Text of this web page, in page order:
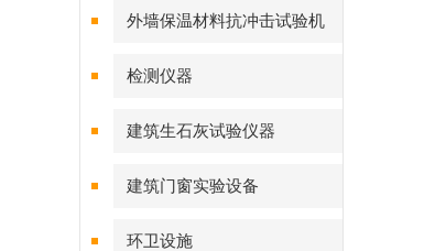
外墙保温材料抗冲击试验机
检测仪器
建筑生石灰试验仪器
建筑门窗实验设备
环卫设施